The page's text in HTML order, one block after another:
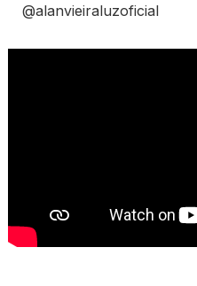
@alanvieiraluzoficial